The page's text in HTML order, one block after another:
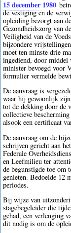
15 december 1980
de vestiging en de
opleiding bezorgt aan
Gezondheidszorg van
Veiligheid van de
bijzondere
moet ten minste drie
ingediend, door middel
minister bevoegd voor
formulier vermelde
De aanvraag is
waar hij gewoonlijk zijn
tot de dekking door de
collectieve
alsook een certificaat
De aanvraag om de
schrijven gericht aan
Federale
en Leefmilieu ter
de begunstigde toe om
genieten. Bedoelde 12
periodes.
Bij wijze van
stagebegeleider die
gehad, een verlenging
dit nodig is om de